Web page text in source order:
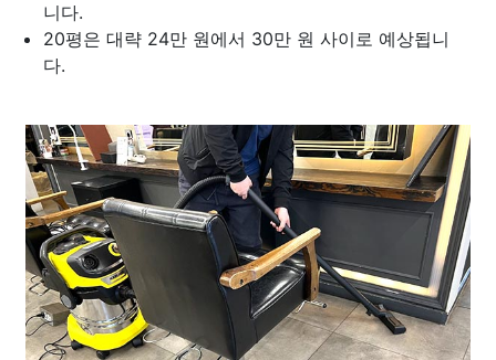
니다.
20평은 대략 24만 원에서 30만 원 사이로 예상됩니
다.